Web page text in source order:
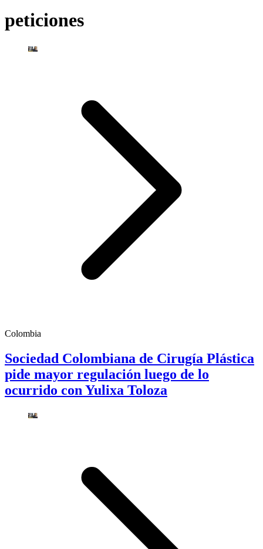
peticiones
Colombia
Sociedad Colombiana de Cirugía Plástica
pide mayor regulación luego de lo
ocurrido con Yulixa Toloza